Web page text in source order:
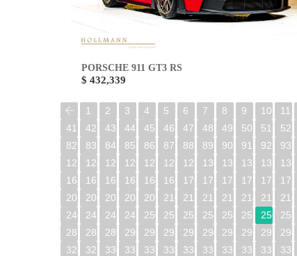
PORSCHE 911 GT3 RS
$ 432,339
1 2 3 4 5 6 7 8 9 10 11
41
42 43 44 45 46 47 48 49 50 51 52
82
83 84 85 86 87 88 89 90 91 92 93
123
124 125 126 127 128 129 130 131 132 133 134
164
165 166 167 168 169 170 171 172 173 174 175
205
206 207 208 209 210 211 212 213 214 215 216
246
247 248 249 250 251 252 253 254 255 256 257
287
288 289 290 291 292 293 294 295 296 297 298
328
329 330 331 332 333 334 335 336 337 338 339